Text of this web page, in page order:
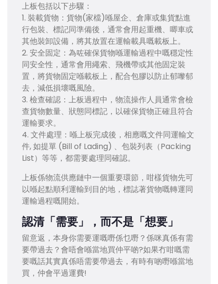
上板包括以下步驟：
1. 裝載貨物：貨物(家檔)喺屋企、倉庫或集貨點進
行包裝、標記同準備後，通常會用起重機、唧車或
其他裝卸設備，將其放置在運輸載具嘅載板上。
2. 安全固定：為咗確保貨物喺運輸過程中嘅穩定性
同安全性，通常會用繩索、飛機帶或其他固定裝
置，將貨物固定喺載板上，配合包膠以防止郁嚟郁
去，減低損壞嘅風險。
3. 檢查確認：上板過程中，物流操作人員通常會檢
查貨物數量、狀態同標記，以確保貨物正確且符合
運輸要求。
4. 文件處理：喺上板完成後，相應嘅文件同運輸文
件, 如提單 (Bill of Lading) 、包裝列表（Packing
List）等等，都需要處理同確認。
上板係物流供應鏈中一個重要環節，咁樣貨物先可
以喺起點順利運輸到目的地，標誌著貨物嘅轉運同
運輸過程嘅開始。
認清「需要」，而不是「想要」
留意返，本身你需要運嘅嘢係乜嘢？係咪真係有需
要帶過去？會唔會喺當地買仲平啲?如果冇咁嘅需
要嘅話其實真係唔需要帶過去，有時有啲嘢喺當地
買，仲會平過運費!